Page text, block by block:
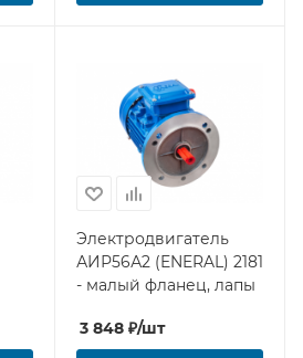
Электродвигатель
АИР56А2 (ENERAL) 2181
- малый фланец, лапы
3 848 ₽/шт